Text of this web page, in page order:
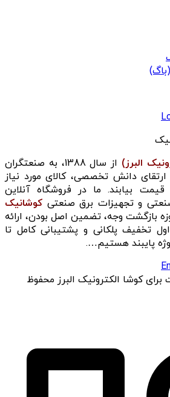
البرز)
از سال 1388، به صنعتگران
دانش تخصصی، کالای مورد نیاز
بیابند. ما در فروشگاه آنلاین
و تجهیزات برق صنعتی کوشانیک
اصل ضمانت 7روزه بازگشت وجه، تضمین اصل بودن، ارائه
تخفیف پلکانی و پشتیبانی کامل تا
پایبند هستیم….
کوشا الکترونیک البرز محفوظ